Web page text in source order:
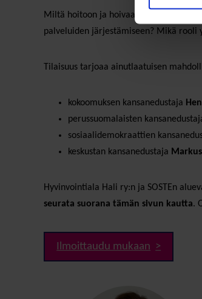
Miltä hoitoon ja hoivaan pääsy
palveluiden järjestämiseen? Mikä rooli
Tilaisuus tarjoaa ainutlaatuisen
kokoomuksen kansanedustaja
perussuomalaisten
sosiaalidemokraattien
keskustan kansanedustaja
Hyvinvointiala Hali ry:n ja SOSTEn
seurata suorana tämän sivun kautta.
Ilmoittaudu mukaan